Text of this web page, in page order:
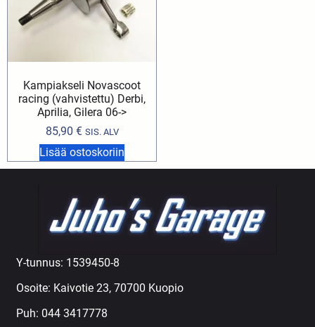
Kampiakseli Novascoot
racing (vahvistettu) Derbi,
Aprilia, Gilera 06->
85,90 € SIS. ALV
Lisää ostoskoriin
Y-tunnus: 1539450-8
Osoite: Kaivotie 23, 70700 Kuopio
Puh: 044 3417778